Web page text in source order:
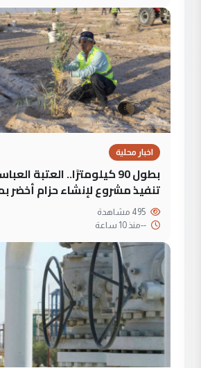
اخبار محلية
بطول 90 كيلومترًا.. العتبة
تنفيذ مشروع لإنشاء حزام أخضر
--منذ 10 ساعة